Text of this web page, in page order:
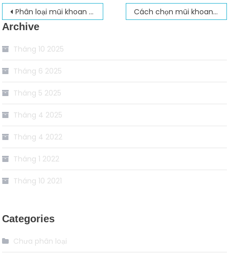
Điều
hướng
bài
viết
Phân loại mũi khoan – Địa chỉ mua mũi khoan chính hãng Cách chọn mũi khoan – một số loại mũi khoan thông dụng
Archive
Tháng 10 2025
Tháng 6 2025
Tháng 5 2025
Tháng 4 2025
Tháng 4 2022
Tháng 1 2022
Tháng 10 2021
Categories
Chưa phân loại